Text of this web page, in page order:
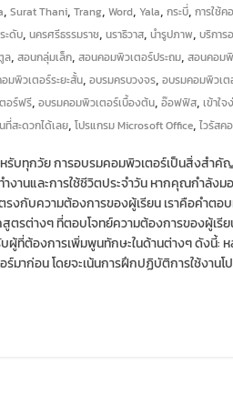
, Surat Thani, Trang, Word, Yala, กระบี่, การใช้
ะดับ, นครศรีธรรมราช, นราธิวาส, นำรูปภาพ, บริการ
ล, สอนกลุ่มเล็ก, สอนคอมพิวเตอร์ประถม, สอนคอมพิ
มพิวเตอร์ระยะสั้น, อบรมครบวงจร, อบรมคอมพิวเต
อร์ฟรี, อบรมคอมพิวเตอร์เบื้องต้น, อ๊อฟฟิส, เข้าใจ
ที่สะดวกได้เลย, โปรแกรม Microsoft Office, ไวรัสค
รับทุกวัย การอบรมคอมพิวเตอร์เป็นสิ่งสำ
งานและการใช้ชีวิตประจำวัน หากคุณกำลัง
กับความต้องการของผู้เรียน เราคือคำต
ตรต่างๆ ที่ตอบโจทย์ความต้องการของผู้เรี
ผู้ที่ต้องการเพิ่มพูนทักษะในด้านต่างๆ ดังนี้:
มาก่อน โดยจะเน้นการฝึกปฏิบัติการใช้งานโ